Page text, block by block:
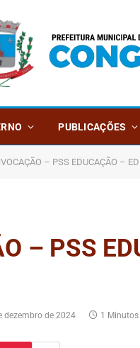
PUBLICAÇÕES
– PSS EDUCAÇÃO –
– PSS
dezembro de 2024 1 Minutos